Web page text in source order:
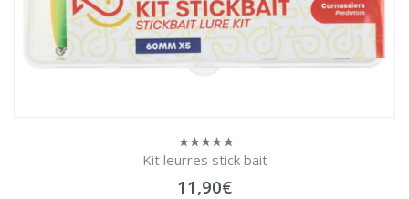
0
5
Kit leurres stick bait
11,90€